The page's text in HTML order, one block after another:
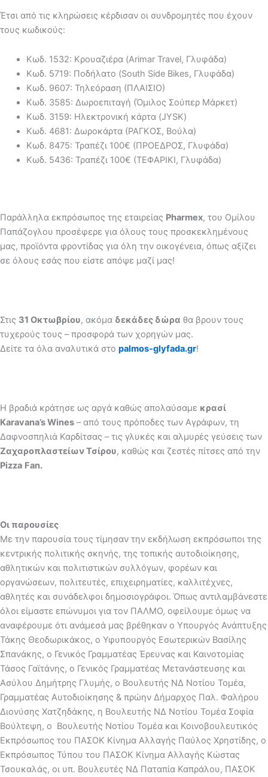
Έτσι από τις κληρώσεις κέρδισαν οι συνδρομητές που έχουν
τους κωδικούς:
Κωδ. 1532: Κρουαζιέρα (Arimar Travel, Γλυφάδα)
Κωδ. 5719: Ποδήλατο (South Side Bikes, Γλυφάδα)
Κωδ. 9607: Τηλεόραση (ΠΛΑΙΣΙΟ)
Κωδ. 3585: Δωροεπιταγή (Όμιλος Σούπερ Μάρκετ)
Κωδ. 3159: Ηλεκτρονική κάρτα (JYSK)
Κωδ. 4681: Δωροκάρτα (ΡΑΓΚΟΣ, Βούλα)
Κωδ. 8475: Τραπέζι 100€ (ΠΡΟΕΔΡΟΣ, Γλυφάδα)
Κωδ. 5436: Τραπέζι 100€ (ΤΕΦΑΡΙΚΙ, Γλυφάδα)
Παράλληλα εκπρόσωπος της εταιρείας Pharmex, του Ομίλου
Παπάζογλου προσέφερε για όλους τους προσκεκλημένους
μας, προϊόντα φροντίδας για όλη την οικογένεια, όπως αξίζει
σε όλους εσάς που είστε απόψε μαζί μας!
Στις 31 Οκτωβρίου, ακόμα δεκάδες δώρα θα βρουν τους
τυχερούς τους – προσφορά των χορηγών μας.
Δείτε τα όλα αναλυτικά στο palmos-glyfada.gr!
Η βραδιά κράτησε ως αργά καθώς απολαύσαμε κρασί
Karavana’s Wines – από τους πρόποδες των Αγράφων, τη
Δαφνοσπηλιά Καρδίτσας – τις γλυκές και αλμυρές γεύσεις των
Ζαχαροπλαστείων Τσίρου, καθώς και ζεστές πίτσες από την
Pizza Fan.
Οι παρουσίες
Με την παρουσία τους τίμησαν την εκδήλωση εκπρόσωποι της
κεντρικής πολιτικής σκηνής, της τοπικής αυτοδιοίκησης,
αθλητικών και πολιτιστικών συλλόγων, φορέων και
οργανώσεων, πολιτευτές, επιχειρηματίες, καλλιτέχνες,
αθλητές και συνάδελφοι δημοσιογράφοι. Όπως αντιλαμβάνεστε
όλοι είμαστε επώνυμοι για τον ΠΑΛΜΟ, οφείλουμε όμως να
αναφέρουμε ότι ανάμεσά μας βρέθηκαν ο Υπουργός Ανάπτυξης
Τάκης Θεοδωρικάκος, ο Υφυπουργός Εσωτερικών Βασίλης
Σπανάκης, ο Γενικός Γραμματέας Έρευνας και Καινοτομίας
Τάσος Γαϊτάνης, ο Γενικός Γραμματέας Μετανάστευσης και
Ασύλου Δημήτρης Γλυμής, ο Βουλευτής ΝΔ Νοτίου Τομέα,
Γραμματέας Αυτοδιοίκησης & πρώην Δήμαρχος Παλ. Φαλήρου
Διονύσης Χατζηδάκης, η Βουλευτής ΝΔ Νοτίου Τομέα Σοφία
Βούλτεψη, ο Βουλευτής Νοτίου Τομέα και Κοινοβουλευτικός
Εκπρόσωπος του ΠΑΣΟΚ Κίνημα Αλλαγής Παύλος Χρηστίδης, ο
Εκπρόσωπος Τύπου του ΠΑΣΟΚ Κίνημα Αλλαγής Κώστας
Τσουκαλάς, οι υπ. Βουλευτές ΝΔ Παταπία Καπράλου, ΠΑΣΟΚ